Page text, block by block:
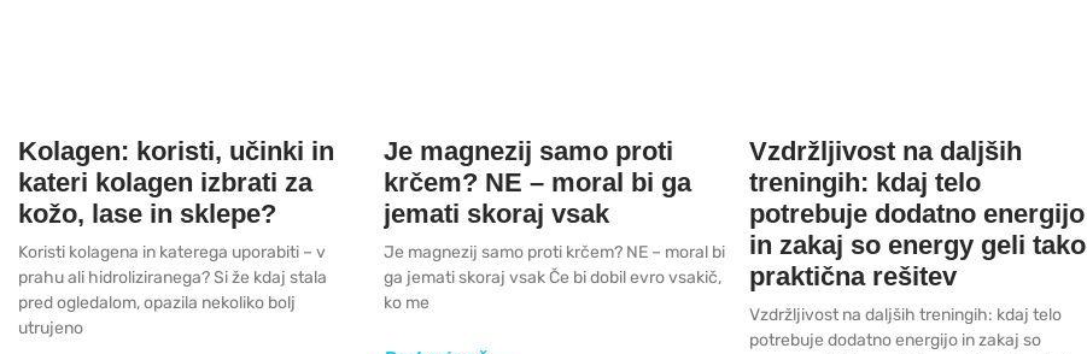
Kolagen: koristi, učinki in
kateri kolagen izbrati za
kožo, lase in sklepe?
Koristi kolagena in katerega uporabiti – v
prahu ali hidroliziranega? Si že kdaj stala
pred ogledalom, opazila nekoliko bolj
utrujeno
Je magnezij samo proti
krčem? NE – moral bi ga
jemati skoraj vsak
Je magnezij samo proti krčem? NE – moral bi
ga jemati skoraj vsak Če bi dobil evro vsakič,
ko me
Vzdržljivost na daljših
treningih: kdaj telo
potrebuje dodatno energijo
in zakaj so energy geli tako
praktična rešitev
Vzdržljivost na daljših treningih: kdaj telo
potrebuje dodatno energijo in zakaj so